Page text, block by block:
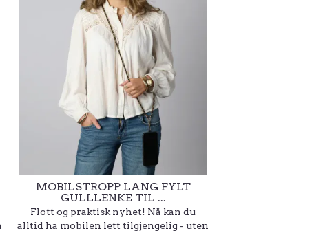
MOBILSTROPP LANG FYLT
GULLLENKE TIL ...
Flott og praktisk nyhet! Nå kan du
alltid ha mobilen lett tilgjengelig - uten